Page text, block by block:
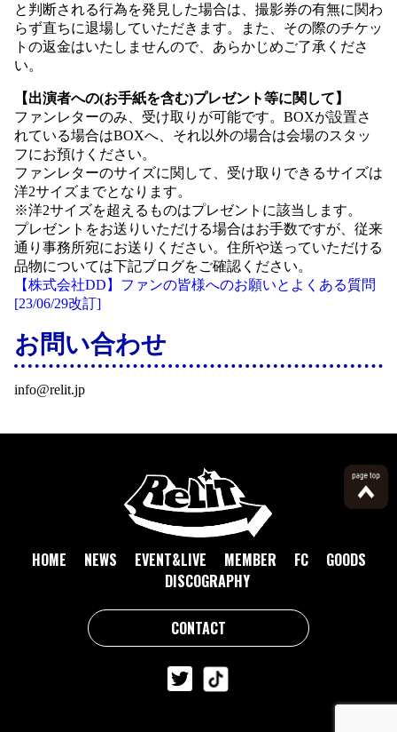
と判断される行為を発見した場合は、撮影券の有無に関わ
らず直ちに退場していただきます。また、その際のチケッ
トの返金はいたしませんので、あらかじめご了承くださ
い。
【出演者への(お手紙を含む)プレゼント等に関して】
ファンレターのみ、受け取りが可能です。BOXが設置さ
れている場合はBOXへ、それ以外の場合は会場のスタッ
フにお預けください。
ファンレターのサイズに関して、受け取りできるサイズは
洋2サイズまでとなります。
※洋2サイズを超えるものはプレゼントに該当します。
プレゼントをお送りいただける場合はお手数ですが、従来
通り事務所宛にお送りください。住所や送っていただける
品物については下記ブログをご確認ください。
【株式会社DD】ファンの皆様へのお願いとよくある質問
[23/06/29改訂]
お問い合わせ
info@relit.jp
HOME NEWS EVENT&LIVE MEMBER FC
GOODS
DISCOGRAPHY
CONTACT